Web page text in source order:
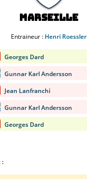
Marseille
Entraineur : Henri Roessler
Georges Dard
Gunnar Karl Andersson
Jean Lanfranchi
Gunnar Karl Andersson
Georges Dard
: